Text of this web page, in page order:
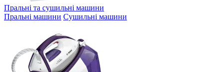
Пральні та сушильні машини
Пральні машини Сушильні машини